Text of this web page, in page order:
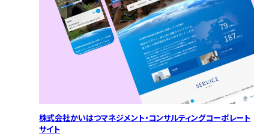
株式会社かいはつマネジメント・コンサルティングコーポレート
サイト